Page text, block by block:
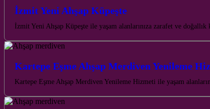
İzmit Yeni Ahşap Küpeşte
İzmit Yeni Ahşap Küpeşte ile yaşam alanlarınıza zarafet ve
Kartepe Eşme Ahşap Merdiven Yenileme
Kartepe Eşme Ahşap Merdiven Yenileme Hizmeti ile yaşam